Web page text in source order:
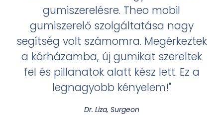
gumiszerelésre. Theo mobil
gumiszerelő szolgáltatása nagy
segítség volt számomra. Megérkeztek
a kórházamba, új gumikat szereltek
fel és pillanatok alatt kész lett. Ez a
legnagyobb kényelem!"
Dr. Liza, Surgeon